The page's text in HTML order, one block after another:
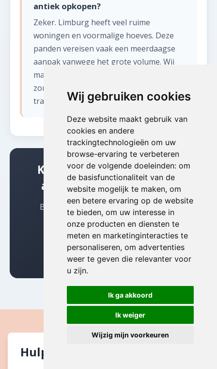
Wij gebruiken cookies
Deze website maakt gebruik van
cookies en andere
trackingtechnologieën om uw
browse-ervaring te verbeteren
voor de volgende doeleinden: om
de basisfunctionaliteit van de
website mogelijk te maken, om
een betere ervaring op de website
te bieden, om uw interesse in
onze producten en diensten te
meten en marketinginteracties te
personaliseren, om advertenties
weer te geven die relevanter voor
u zijn.
Ik ga akkoord
Ik weiger
Wijzig mijn voorkeuren
antiek opkopen?
Zeker. Limburg heeft veel ruime
woningen en voormalige hoeves. Deze
panden vereisen vaak een meerdaagse
aanpak vanwege het grote volume. Wij
maken een gedetailleerd plan op maat en
zorgen voor voldoende mankracht en
transportcapaciteit.
Klaar om te beginnen met
antiek opkopen in Aalst?
Bel ons vandaag nog voor een gratis,
vrijblijvende offerte
☎ 0493 18 10 47
Hulp nodig bij antiek opkopen